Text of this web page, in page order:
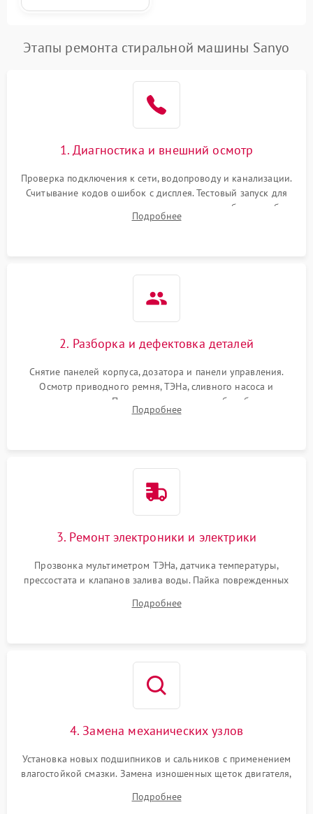
Этапы ремонта стиральной машины Sanyo
1. Диагностика и внешний осмотр
Проверка подключения к сети, водопроводу и канализации.
Считывание кодов ошибок с дисплея. Тестовый запуск для
выявления посторонних шумов, протечек или сбоев в работе
электронного модуля управления.
Подробнее
2. Разборка и дефектовка деталей
Снятие панелей корпуса, дозатора и панели управления.
Осмотр приводного ремня, ТЭНа, сливного насоса и
амортизаторов. Проверка подшипников барабана и
крестовины на износ, а манжеты люка на разрывы.
Подробнее
3. Ремонт электроники и электрики
Прозвонка мультиметром ТЭНа, датчика температуры,
прессостата и клапанов залива воды. Пайка поврежденных
Восстановление целостности проводки и контактов.
Подробнее
4. Замена механических узлов
Установка новых подшипников и сальников с применением
влагостойкой смазки. Замена изношенных щеток двигателя,
или поврежденной резиновой манжеты.
Подробнее